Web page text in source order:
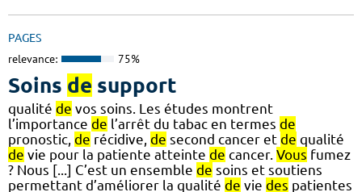
PAGES
relevance: 75%
Soins de support
qualité de vos soins. Les études montrent
l’importance de l’arrêt du tabac en termes de
pronostic, de récidive, de second cancer et de qualité
de vie pour la patiente atteinte de cancer. Vous fumez
? Nous [...] C’est un ensemble de soins et soutiens
permettant d’améliorer la qualité de vie des patientes